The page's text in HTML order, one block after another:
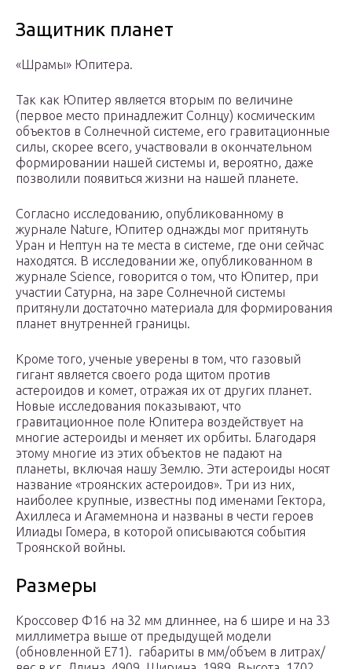
Защитник планет
«Шрамы» Юпитера.
Так как Юпитер является вторым по величине
(первое место принадлежит Солнцу) космическим
объектов в Солнечной системе, его гравитационные
силы, скорее всего, участвовали в окончательном
формировании нашей системы и, вероятно, даже
позволили появиться жизни на нашей планете.
Согласно исследованию, опубликованному в
журнале Nature, Юпитер однажды мог притянуть
Уран и Нептун на те места в системе, где они сейчас
находятся. В исследовании же, опубликованном в
журнале Science, говорится о том, что Юпитер, при
участии Сатурна, на заре Солнечной системы
притянули достаточно материала для формирования
планет внутренней границы.
Кроме того, ученые уверены в том, что газовый
гигант является своего рода щитом против
астероидов и комет, отражая их от других планет.
Новые исследования показывают, что
гравитационное поле Юпитера воздействует на
многие астероиды и меняет их орбиты. Благодаря
этому многие из этих объектов не падают на
планеты, включая нашу Землю. Эти астероиды носят
название «троянских астероидов». Три из них,
наиболее крупные, известны под именами Гектора,
Ахиллеса и Агамемнона и названы в чести героев
Илиады Гомера, в которой описываются события
Троянской войны.
Размеры
Кроссовер Ф16 на 32 мм длиннее, на 6 шире и на 33
миллиметра выше от предыдущей модели
(обновленной E71). габариты в мм/объем в литрах/